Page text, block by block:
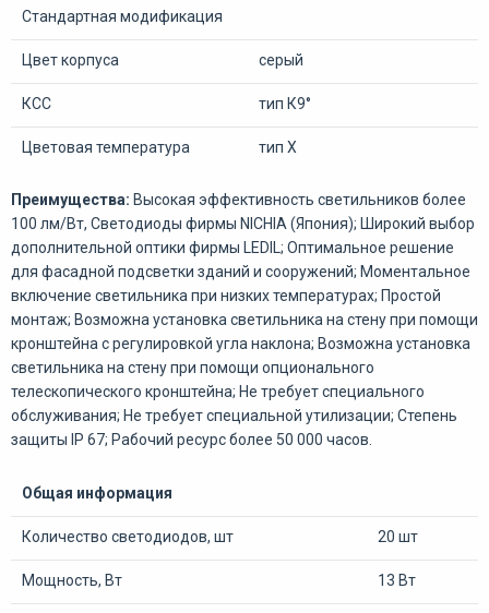
Стандартная модификация
Цвет корпуса серый
КСС тип К9°
Цветовая температура тип Х
Преимущества: Высокая эффективность светильников более
100 лм/Вт, Светодиоды фирмы NICHIA (Япония); Широкий выбор
дополнительной оптики фирмы LEDIL; Оптимальное решение
для фасадной подсветки зданий и сооружений; Моментальное
включение светильника при низких температурах; Простой
монтаж; Возможна установка светильника на стену при помощи
кронштейна с регулировкой угла наклона; Возможна установка
светильника на стену при помощи опционального
телескопического кронштейна; Не требует специального
обслуживания; Не требует специальной утилизации; Степень
защиты IP 67; Рабочий ресурс более 50 000 часов.
Общая информация
Количество светодиодов, шт 20 шт
Мощность, Вт 13 Вт